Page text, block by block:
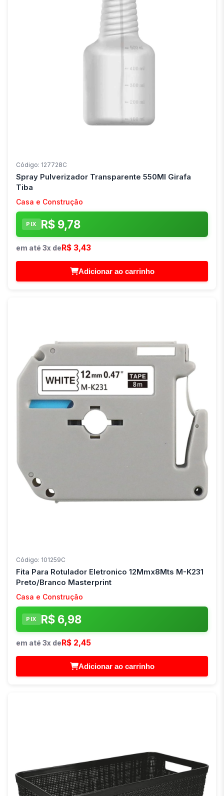
Código: 127728C
Spray Pulverizador Transparente 550Ml Girafa
Tiba
Casa e Construção
PIX R$ 9,78
em até 3x deR$ 3,43
Adicionar ao carrinho
Código: 101259C
Fita Para Rotulador Eletronico 12Mmx8Mts M-K231
Preto/Branco Masterprint
Casa e Construção
PIX R$ 6,98
em até 3x de R$ 2,45
Adicionar ao carrinho